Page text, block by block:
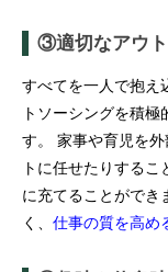
③適切なアウ
すべてを一人で抱え
トソーシングを積
す。 家事や育児を
トに任せたりする
に充てることができ
く、 仕事の質を高め